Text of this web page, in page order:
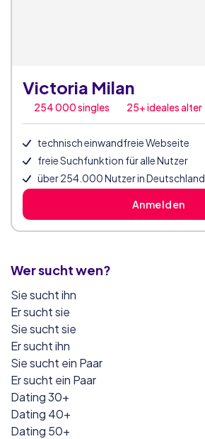
Victoria Milan
254 000singles 25+ ideales alter
technisch einwandfreie Webseite
freie Suchfunktion für alle Nutzer
über 254.000 Nutzer in Deutschland
Anmelden
Wer sucht wen?
Sie sucht ihn
Er sucht sie
Sie sucht sie
Er sucht ihn
Sie sucht ein Paar
Er sucht ein Paar
Dating 30+
Dating 40+
Dating 50+